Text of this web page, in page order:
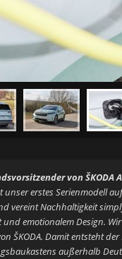
von ŠKODA
unser erstes Serienmodell
vereint Nachhaltigkeit
emotionalem Design.
ŠKODA. Damit entsteht
außerhalb